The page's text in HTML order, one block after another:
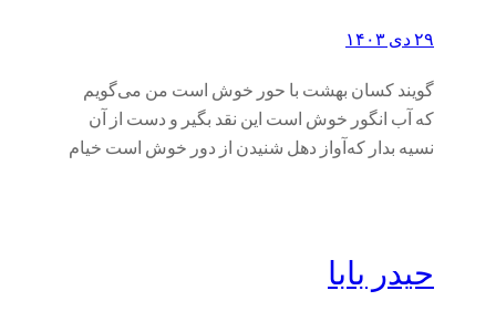
۲۹ دی ۱۴۰۳
گویند کسان بهشت با حور خوش است من می‌گویم
که آب انگور خوش است این نقد بگیر و دست از آن
نسیه بدار که‌آواز دهل شنیدن از دور خوش است خیام
حیدر بابا